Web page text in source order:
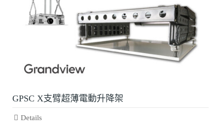
GPSC X支臂超薄電動升降架
Details